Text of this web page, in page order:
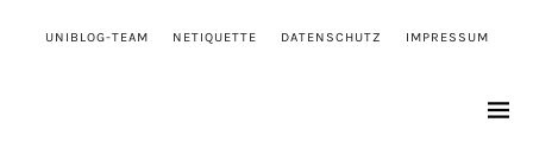
UNIBLOG-TEAM NETIQUETTE DATENSCHUTZ IMPRESSUM